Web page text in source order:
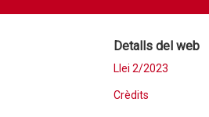
Detalls del web
Llei 2/2023
Crèdits